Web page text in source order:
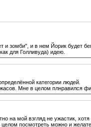
зомби", и в нем Йорик будет
для Голливуда) идею.
категории людей.
Мне в целом плнравился
на мой взгляд не ужастик,
посмотреть можно и